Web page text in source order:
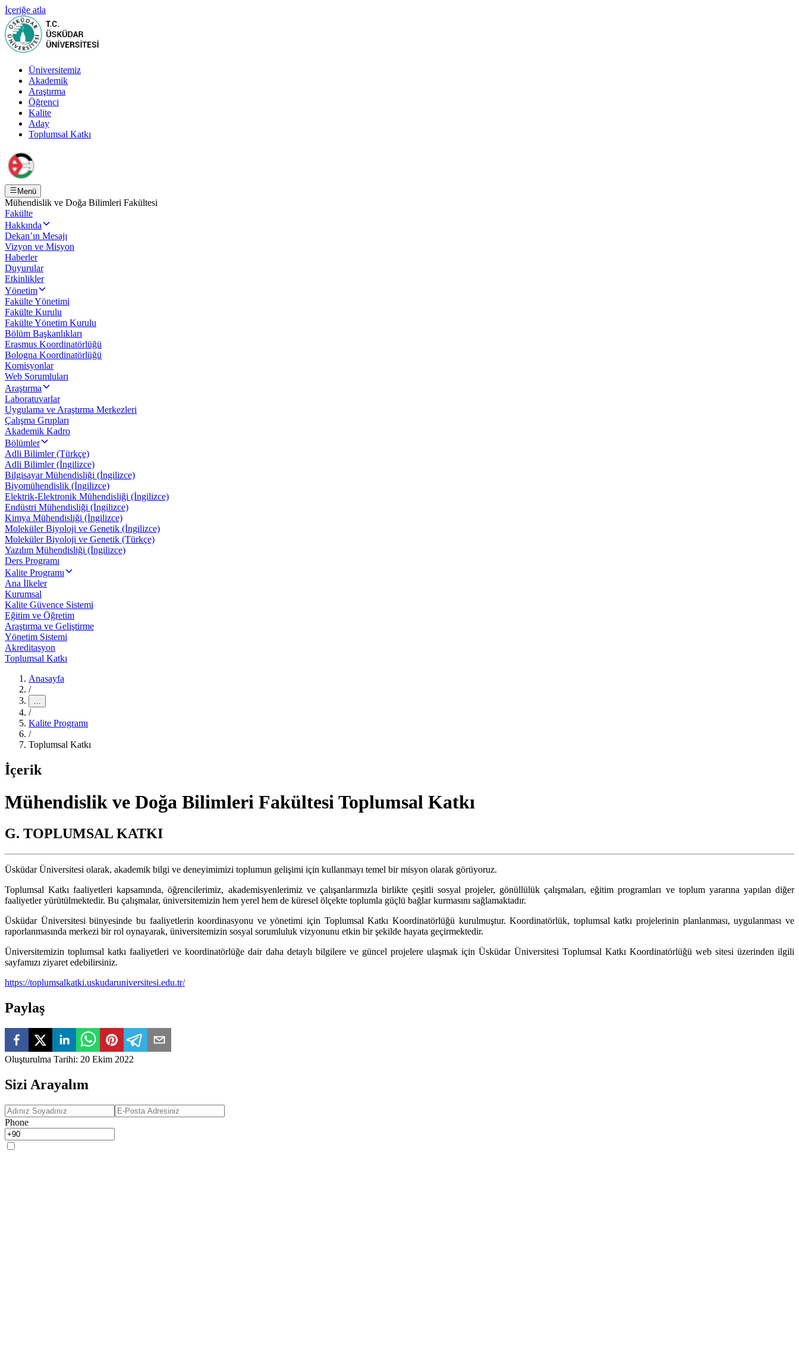
İçeriğe atla
Üniversitemiz
Akademik
Araştırma
Öğrenci
Kalite
Aday
Toplumsal Katkı
Menü
Mühendislik ve Doğa Bilimleri Fakültesi
Fakülte
Hakkında
Dekan’ın Mesajı
Vizyon ve Misyon
Haberler
Duyurular
Etkinlikler
Yönetim
Fakülte Yönetimi
Fakülte Kurulu
Fakülte Yönetim Kurulu
Bölüm Başkanlıkları
Erasmus Koordinatörlüğü
Bologna Koordinatörlüğü
Komisyonlar
Web Sorumluları
Araştırma
Laboratuvarlar
Uygulama ve Araştırma Merkezleri
Çalışma Grupları
Akademik Kadro
Bölümler
Adli Bilimler (Türkçe)
Adli Bilimler (İngilizce)
Bilgisayar Mühendisliği (İngilizce)
Biyomühendislik (İngilizce)
Elektrik-Elektronik Mühendisliği (İngilizce)
Endüstri Mühendisliği (İngilizce)
Kimya Mühendisliği (İngilizce)
Moleküler Biyoloji ve Genetik (İngilizce)
Moleküler Biyoloji ve Genetik (Türkçe)
Yazılım Mühendisliği (İngilizce)
Ders Programı
Kalite Programı
Ana İlkeler
Kurumsal
Kalite Güvence Sistemi
Eğitim ve Öğretim
Araştırma ve Geliştirme
Yönetim Sistemi
Akreditasyon
Toplumsal Katkı
Anasayfa
/
…
/
Kalite Programı
/
Toplumsal Katkı
İçerik
Mühendislik ve Doğa Bilimleri Fakültesi Toplumsal Katkı
G. TOPLUMSAL KATKI
Üsküdar Üniversitesi olarak, akademik bilgi ve deneyimimizi toplumun gelişimi için kullanmayı temel bir misyon olarak görüyoruz.
Toplumsal Katkı faaliyetleri kapsamında, öğrencilerimiz, akademisyenlerimiz ve çalışanlarımızla birlikte çeşitli sosyal projeler, gönüllülük çalışmaları, eğitim programları ve toplum yararına yapılan diğer
faaliyetler yürütülmektedir. Bu çalışmalar, üniversitemizin hem yerel hem de küresel ölçekte toplumla güçlü bağlar kurmasını sağlamaktadır.
Üsküdar Üniversitesi bünyesinde bu faaliyetlerin koordinasyonu ve yönetimi için Toplumsal Katkı Koordinatörlüğü kurulmuştur. Koordinatörlük, toplumsal katkı projelerinin planlanması, uygulanması ve
raporlanmasında merkezi bir rol oynayarak, üniversitemizin sosyal sorumluluk vizyonunu etkin bir şekilde hayata geçirmektedir.
Üniversitemizin toplumsal katkı faaliyetleri ve koordinatörlüğe dair daha detaylı bilgilere ve güncel projelere ulaşmak için Üsküdar Üniversitesi Toplumsal Katkı Koordinatörlüğü web sitesi üzerinden ilgili
sayfamızı ziyaret edebilirsiniz.
https://toplumsalkatki.uskudaruniversitesi.edu.tr/
Paylaş
Oluşturulma Tarihi: 20 Ekim 2022
Sizi Arayalım
Phone